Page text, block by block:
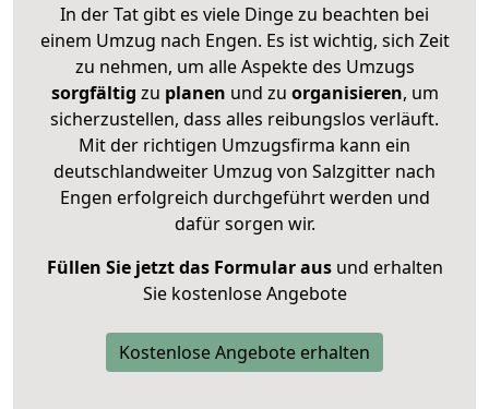
In der Tat gibt es viele Dinge zu beachten bei
einem Umzug nach Engen. Es ist wichtig, sich Zeit
zu nehmen, um alle Aspekte des Umzugs
sorgfältig zu planen und zu organisieren, um
sicherzustellen, dass alles reibungslos verläuft.
Mit der richtigen Umzugsfirma kann ein
deutschlandweiter Umzug von Salzgitter nach
Engen erfolgreich durchgeführt werden und
dafür sorgen wir.
Füllen Sie jetzt das Formular ausund erhalten
Sie kostenlose Angebote
Kostenlose Angebote erhalten